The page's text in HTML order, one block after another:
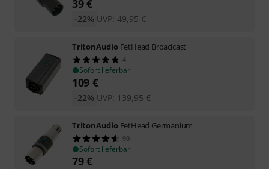
39€
UVP: 49,95 €
-22%
TritonAudio FetHead Broadcast
4
Sofort lieferbar
109 €
UVP: 139,95 €
-22%
TritonAudio FetHead Germanium
90
Sofort lieferbar
79€